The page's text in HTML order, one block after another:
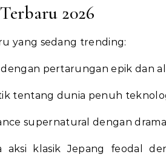
2026
yang sedang trending:
dengan pertarungan epik dan
tentang dunia penuh
supernatural dengan
aksi klasik Jepang feodal